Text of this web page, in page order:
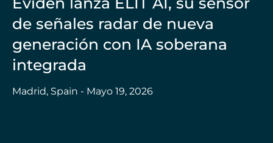
de señales radar de nueva
generación con IA soberana
integrada
Madrid, Spain - Mayo 19, 2026